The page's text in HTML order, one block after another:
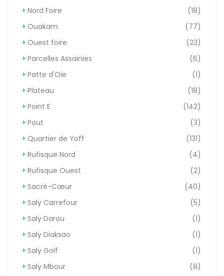
Nord Foire
(18)
Ouakam
(77)
Ouest foire
(23)
Parcelles Assainies
(6)
Patte d'Oie
(1)
Plateau
(18)
Point E
(142)
Pout
(3)
Quartier de Yoff
(131)
Rufisque Nord
(4)
Rufisque Ouest
(2)
Sacré-Cœur
(40)
Saly Carrefour
(5)
Saly Darou
(1)
Saly Diaksao
(1)
Saly Golf
(1)
Saly Mbour
(8)